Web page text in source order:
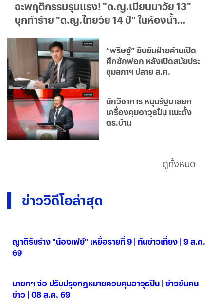
ฉะพฤติกรรมรุนแรง! "ด.ญ.เมียนมาวัย 13"
บุกทำร้าย "ด.ญ.ไทยวัย 14 ปี" ในห้องน้ำ
“พริษฐ์” ยืนยันฝ่ายค้านเปิด
ศึกซักฟอก หลังเปิดสมัยประ
ชุมสภาฯ ปลาย ส.ค.
นักวิชาการ หนุนรัฐบาลยก
เครื่องคุมอาวุธปืน แนะตั้ง
ตร.บ้าน
ดูทั้งหมด
ข่าววิดีโอล่าสุด
ญาติรับร่าง "น้องเฟย์" เหยื่อรายที่ 9 | ทันข่าวเที่ยง | 9 ส.ค.
69
นายกฯ จ่อ ปรับปรุงกฎหมายควบคุมอาวุธปืน | ข่าวข้นคน
ข่าว | 08 ส.ค. 69